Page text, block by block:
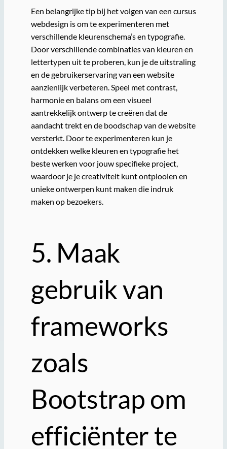
Een belangrijke tip bij het volgen van een cursus
webdesign is om te experimenteren met
verschillende kleurenschema’s en typografie.
Door verschillende combinaties van kleuren en
lettertypen uit te proberen, kun je de uitstraling
en de gebruikerservaring van een website
aanzienlijk verbeteren. Speel met contrast,
harmonie en balans om een visueel
aantrekkelijk ontwerp te creëren dat de
aandacht trekt en de boodschap van de website
versterkt. Door te experimenteren kun je
ontdekken welke kleuren en typografie het
beste werken voor jouw specifieke project,
waardoor je je creativiteit kunt ontplooien en
unieke ontwerpen kunt maken die indruk
maken op bezoekers.
5. Maak
gebruik van
frameworks
zoals
Bootstrap om
efficiënter te